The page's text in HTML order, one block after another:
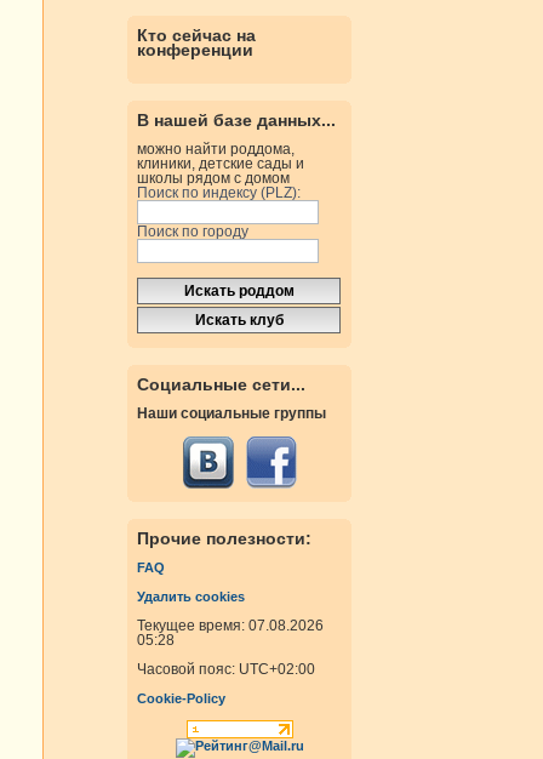
Кто сейчас на
конференции
В нашей базе данных...
можно найти роддома,
клиники, детские сады и
школы рядом с домом
Поиск по индексу (PLZ):
Поиск по городу
Социальные сети...
Наши социальные группы
Прочие полезности:
FAQ
Удалить cookies
Текущее время: 07.08.2026
05:28
Часовой пояс: UTC+02:00
Cookie-Policy